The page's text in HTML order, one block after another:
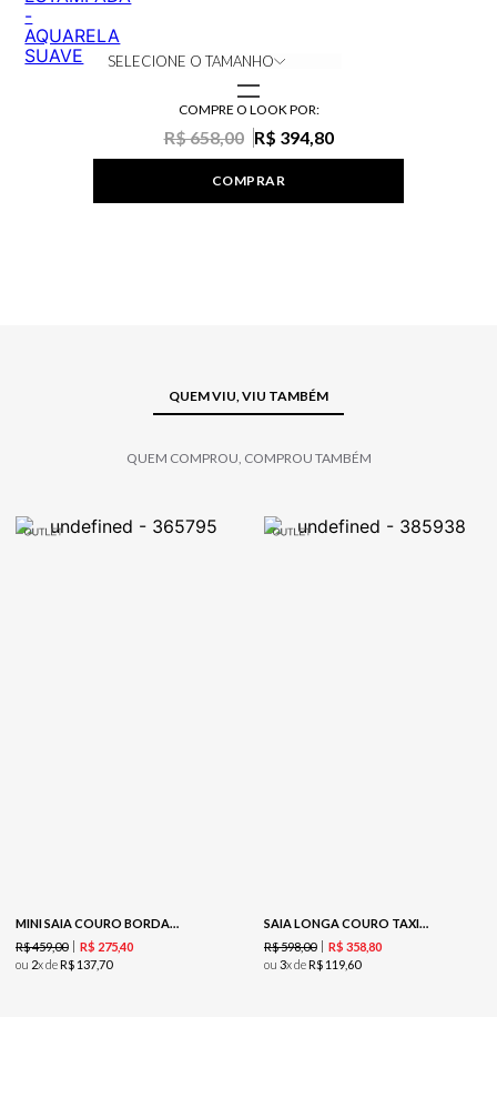
SELECIONE O TAMANHO
COMPRE O LOOK POR:
R$ 658,00 R$ 394,80
COMPRAR
QUEM VIU, VIU TAMBÉM
QUEM COMPROU, COMPROU TAMBÉM
MINI SAIA COURO BORDADA - COFFEE
R$459,00 R$ 27540
ou 2x deR$ 13770
SAIA LONGA COURO TAXINHAS - PRETO
R$598,00 R$ 35880
ou 3x deR$ 119 60